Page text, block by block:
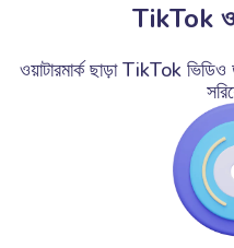
TikTok
ওয়াটারমার্ক ছাড়া TikTok